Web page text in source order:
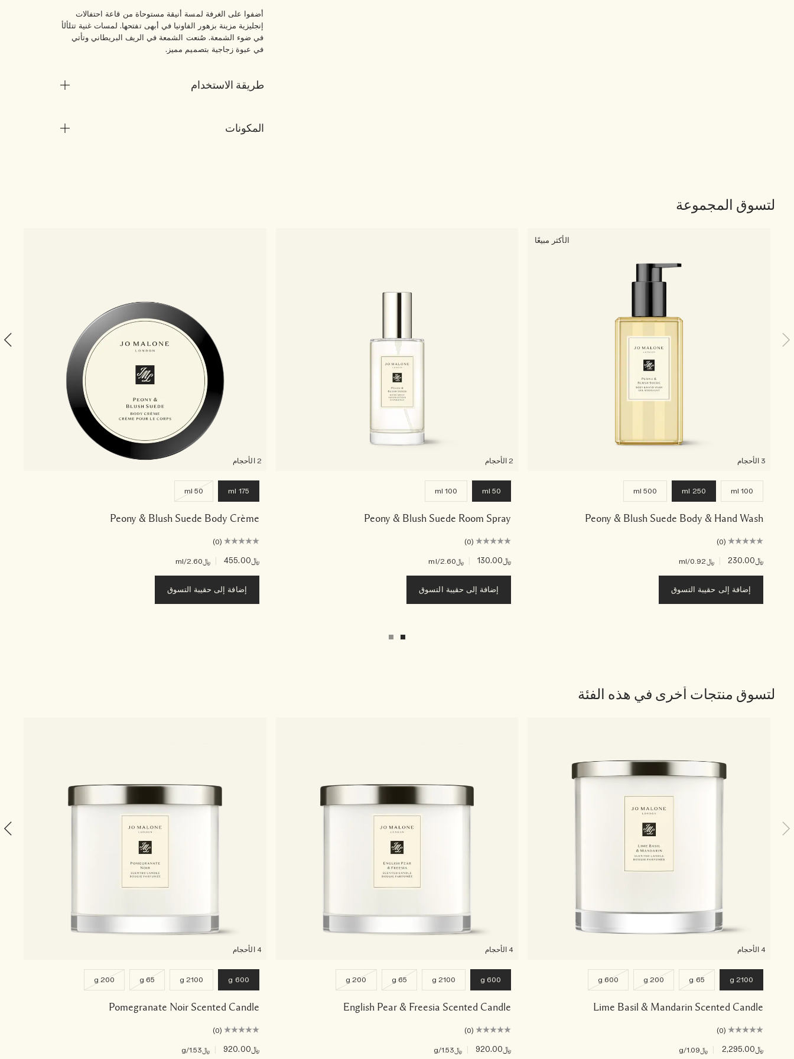
أضفوا على الغرفة لمسة أنيقة مستوحاة من قاعة احتفالات
إنجليزية مزينة بزهور الفاونيا في أبهى تفتحها. لمسات غنية تتلألأ
في ضوء الشمعة. صُنعت الشمعة في الريف البريطاني وتأتي
في عبوة زجاجية بتصميم مميز.
طريقة الاستخدام
المكونات
لتسوق المجموعة
الأكثر مبيعًا
3 الأحجام
100 ml
250 ml
500 ml
Peony & Blush Suede Body & Hand Wash
(0)
﷼230.00 ﷼0.92 /ml
إضافة إلى حقيبة التسوق
2 الأحجام
50 ml
100 ml
Peony & Blush Suede Room Spray
(0)
﷼130.00 ﷼2.60 /ml
إضافة إلى حقيبة التسوق
2 الأحجام
175 ml
50 ml
Peony & Blush Suede Body Crème
(0)
﷼455.00 ﷼2.60 /ml
إضافة إلى حقيبة التسوق
لتسوق منتجات أخرى في هذه الفئة
4 الأحجام
2100 g
65 g
200 g
600 g
Lime Basil & Mandarin Scented Candle
(0)
﷼2,295.00 ﷼1.09 /g
4 الأحجام
600 g
2100 g
65 g
200 g
English Pear & Freesia Scented Candle
(0)
﷼920.00 ﷼1.53 /g
4 الأحجام
600 g
2100 g
65 g
200 g
Pomegranate Noir Scented Candle
(0)
﷼920.00 ﷼1.53 /g